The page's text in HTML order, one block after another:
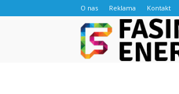
O nas Reklama Kontakt